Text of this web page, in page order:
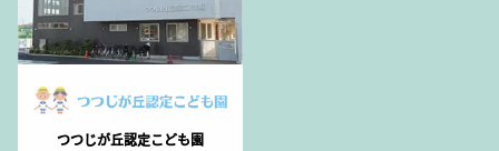
つつじが丘認定こども園